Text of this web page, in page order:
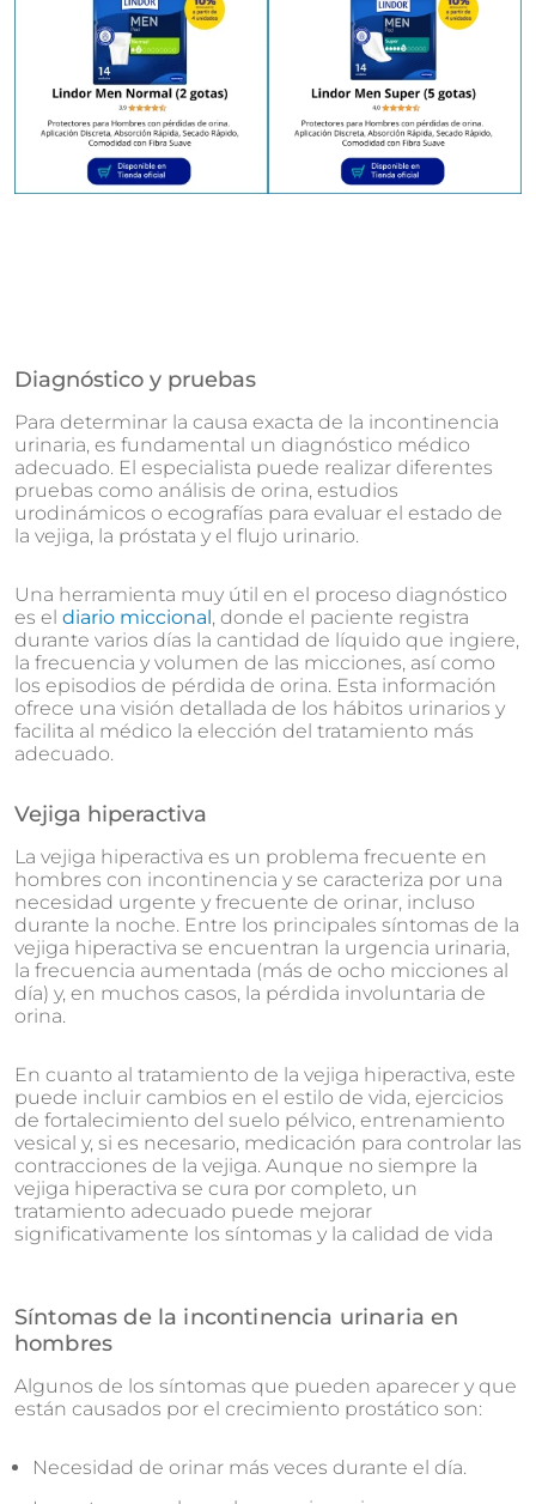
Diagnóstico y pruebas
Para determinar la causa exacta de la incontinencia
urinaria, es fundamental un diagnóstico médico
adecuado. El especialista puede realizar diferentes
pruebas como análisis de orina, estudios
urodinámicos o ecografías para evaluar el estado de
la vejiga, la próstata y el flujo urinario.
Una herramienta muy útil en el proceso diagnóstico
es el diario miccional, donde el paciente registra
durante varios días la cantidad de líquido que ingiere,
la frecuencia y volumen de las micciones, así como
los episodios de pérdida de orina. Esta información
ofrece una visión detallada de los hábitos urinarios y
facilita al médico la elección del tratamiento más
adecuado.
Vejiga hiperactiva
La vejiga hiperactiva es un problema frecuente en
hombres con incontinencia y se caracteriza por una
necesidad urgente y frecuente de orinar, incluso
durante la noche. Entre los principales síntomas de la
vejiga hiperactiva se encuentran la urgencia urinaria,
la frecuencia aumentada (más de ocho micciones al
día) y, en muchos casos, la pérdida involuntaria de
orina.
En cuanto al tratamiento de la vejiga hiperactiva, este
puede incluir cambios en el estilo de vida, ejercicios
de fortalecimiento del suelo pélvico, entrenamiento
vesical y, si es necesario, medicación para controlar las
contracciones de la vejiga. Aunque no siempre la
vejiga hiperactiva se cura por completo, un
tratamiento adecuado puede mejorar
significativamente los síntomas y la calidad de vida
Síntomas de la incontinencia urinaria en
hombres
Algunos de los síntomas que pueden aparecer y que
están causados por el crecimiento prostático son:
Necesidad de orinar más veces durante el día.